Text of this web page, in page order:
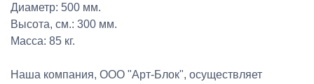
Диаметр: 500 мм.
Высота, см.: 300 мм.
Масса: 85 кг.
Наша компания, ООО "Арт-Блок", осуществляет